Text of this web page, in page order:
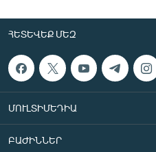
ՀԵՏԵՎԵՔ ՄԵԶ
ՄՈՒԼՏԻՄԵԴԻԱ
ԲԱԺԻՆՆԵՐ